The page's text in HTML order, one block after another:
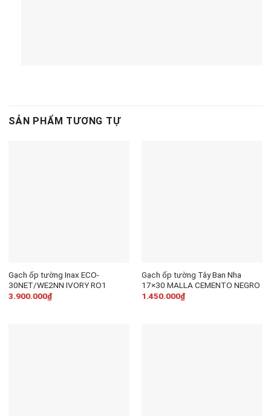
SẢN PHẨM TƯƠNG TỰ
Gạch ốp tường Inax ECO-
30NET/WE2NN IVORY RO1
3.900.000₫
Gạch ốp tường Tây Ban Nha
17×30 MALLA CEMENTO NEGRO
1.450.000₫